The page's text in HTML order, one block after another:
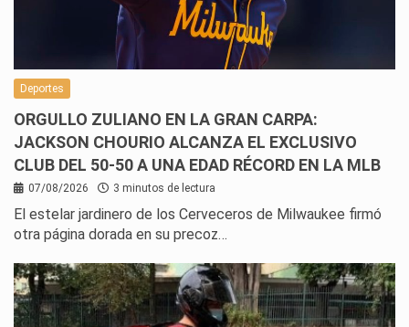
Deportes
ORGULLO ZULIANO EN LA GRAN CARPA:
JACKSON CHOURIO ALCANZA EL EXCLUSIVO
CLUB DEL 50-50 A UNA EDAD RÉCORD EN LA MLB
07/08/2026 3 minutos de lectura
El estelar jardinero de los Cerveceros de Milwaukee firmó
otra página dorada en su precoz…